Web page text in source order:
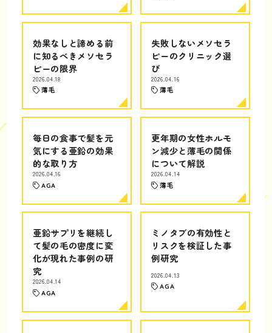
効果なしと諦める前
に知るべきメソセラ
ピーの限界
2026.04.18
薄毛
失敗しないメソセラ
ピーのクリニック選
び
2026.04.16
薄毛
毎日の食事で髪を元
気にする亜鉛の効果
的な取り方
2026.04.16
AGA
更年期の女性ホルモ
ン減少と薄毛の関係
について解説
2026.04.14
薄毛
亜鉛サプリを継続し
て髪の毛の密度に変
化が現れた事例の研
究
2026.04.14
AGA
ミノタブの有効性と
リスクを検証した事
例研究
2026.04.13
AGA